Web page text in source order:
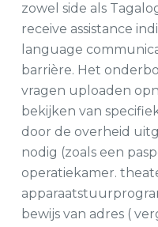
zowel side als
receive assistance
language
barrière. Het
vragen uploaden
bekijken van
door de overheid
nodig (zoals een
operatiekamer.
bewijs van adres (